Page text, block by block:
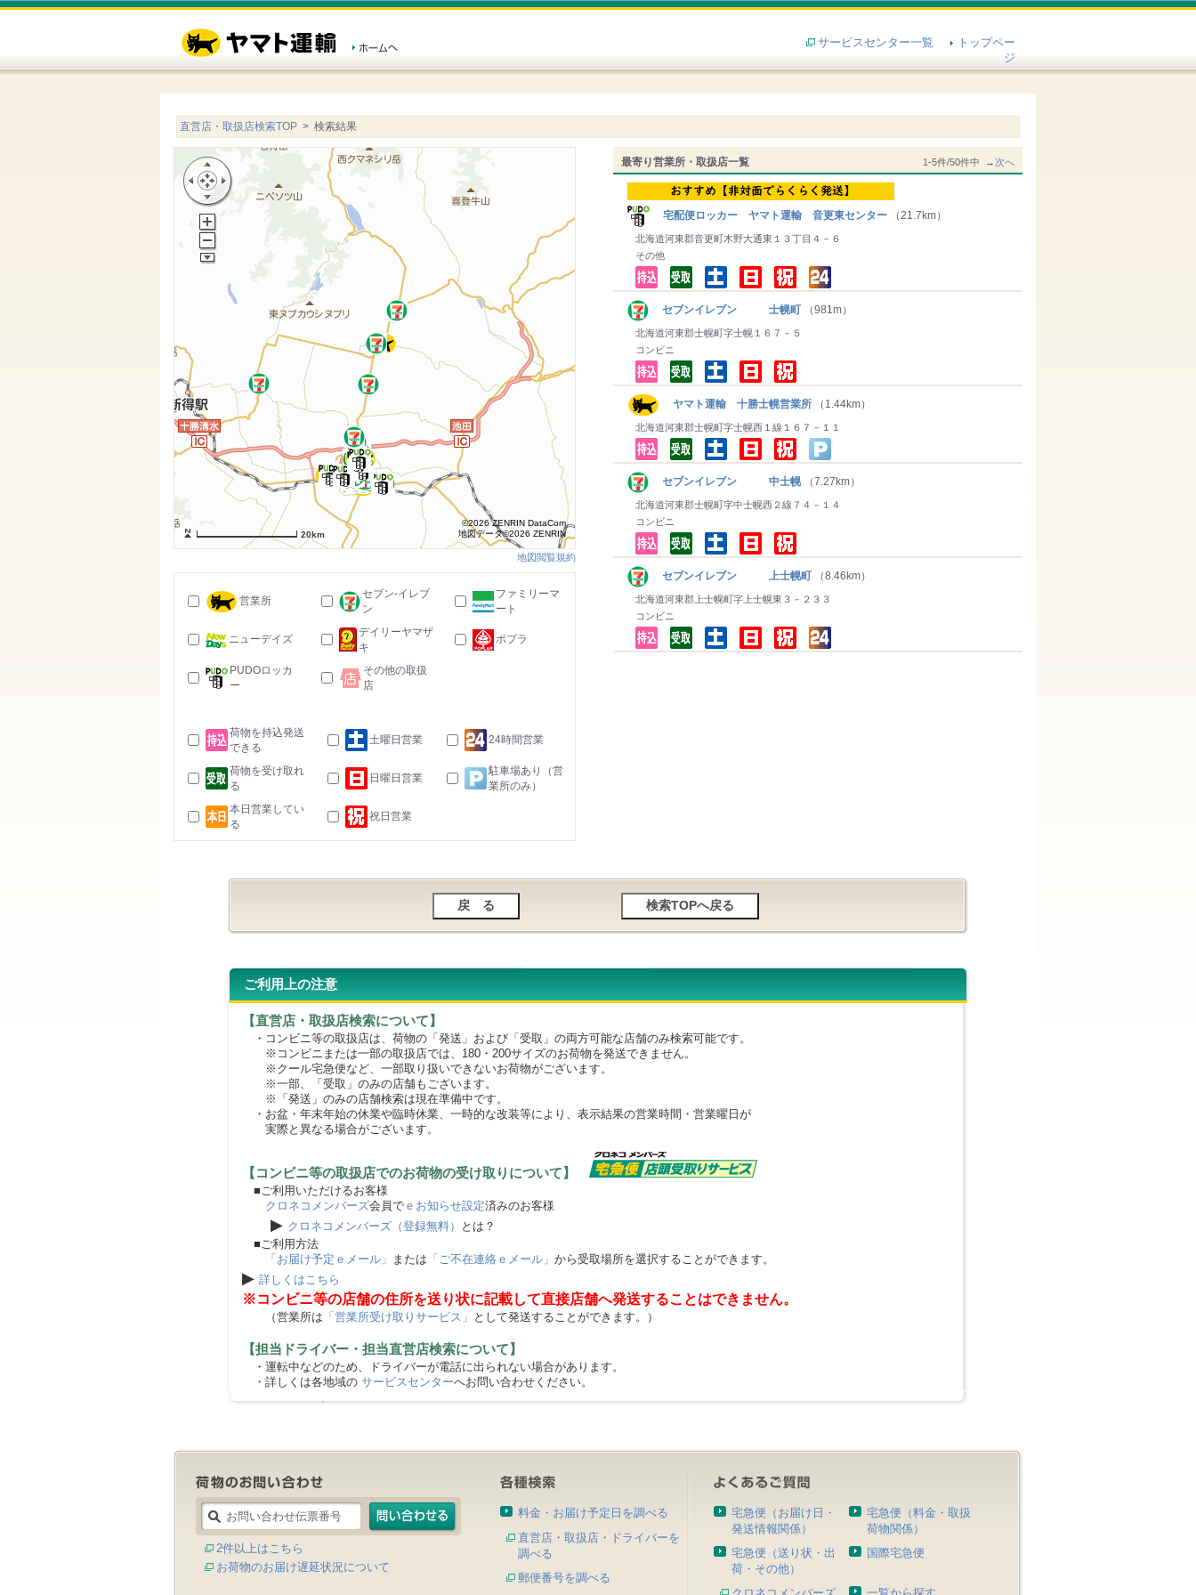
サービスセンター一覧
トップペー
ジ
直営店・取扱店検索TOP > 検索結果
最寄り営業所・取扱店一覧 1-5件/50件中 →次へ
宅配便ロッカー ヤマト運輸 音更東センター （21.7km）
北海道河東郡音更町木野大通東１３丁目４－６
その他
セブンイレブン 士幌町 （981m）
北海道河東郡士幌町字士幌１６７－５
コンビニ
ヤマト運輸 十勝士幌営業所 （1.44km）
北海道河東郡士幌町字士幌西１線１６７－１１
セブンイレブン 中士幌 （7.27km）
北海道河東郡士幌町字中士幌西２線７４－１４
コンビニ
セブンイレブン 上士幌町 （8.46km）
北海道河東郡上士幌町字上士幌東３－２３３
コンビニ
20km
©2026 ZENRIN DataCom
地図データ©2026 ZENRIN
地図閲覧規約
営業所
セブン-イレブ
ン
ファミリーマ
ート
ニューデイズ
デイリーヤマザ
キ
ポプラ
PUDOロッカ
ー
その他の取扱
店
荷物を持込発送
できる
土曜日営業 24時間営業
荷物を受け取れ
る
日曜日営業
駐車場あり（営
業所のみ）
本日営業してい
る
祝日営業
ご利用上の注意
【直営店・取扱店検索について】
・コンビニ等の取扱店は、荷物の「発送」および「受取」の両方可能な店舗のみ検索可能です。
※コンビニまたは一部の取扱店では、180・200サイズのお荷物を発送できません。
※クール宅急便など、一部取り扱いできないお荷物がございます。
※一部、「受取」のみの店舗もございます。
※「発送」のみの店舗検索は現在準備中です。
・お盆・年末年始の休業や臨時休業、一時的な改装等により、表示結果の営業時間・営業曜日が
実際と異なる場合がございます。
【コンビニ等の取扱店でのお荷物の受け取りについて】
■ご利用いただけるお客様
クロネコメンバーズ会員で ｅお知らせ設定済みのお客様
▶ クロネコメンバーズ（登録無料）
とは？
■ご利用方法
「お届け予定ｅメール」 または 「ご不在連絡ｅメール」 から受取場所を選択することができます。
▶ 詳しくはこちら
※コンビニ等の店舗の住所を送り状に記載して直接店舗へ発送することはできません。
（営業所は 「営業所受け取りサービス」 として発送することができます。）
【担当ドライバー・担当直営店検索について】
・運転中などのため、ドライバーが電話に出られない場合があります。
・詳しくは各地域の サービスセンターへお問い合わせください。
2件以上はこちら
お荷物のお届け遅延状況について
料金・お届け予定日を調べる
直営店・取扱店・ドライバーを
調べる
郵便番号を調べる
宅急便（お届け日・
発送情報関係）
宅急便（料金・取扱
荷物関係）
宅急便（送り状・出
荷・その他）
国際宅急便